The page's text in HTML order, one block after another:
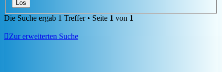
Die Suche ergab 1 Treffer • Seite 1 von 1
Zur erweiterten Suche